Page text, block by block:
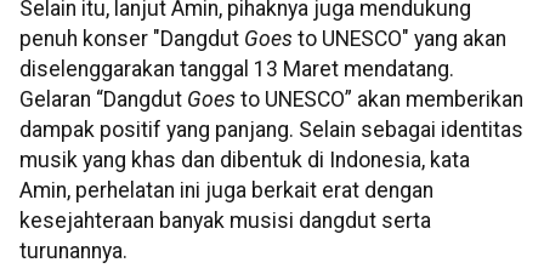
Selain itu, lanjut Amin, pihaknya juga mendukung
penuh konser "Dangdut Goes to UNESCO" yang akan
diselenggarakan tanggal 13 Maret mendatang.
Gelaran “Dangdut Goes to UNESCO” akan memberikan
dampak positif yang panjang. Selain sebagai identitas
musik yang khas dan dibentuk di Indonesia, kata
Amin, perhelatan ini juga berkait erat dengan
kesejahteraan banyak musisi dangdut serta
turunannya.